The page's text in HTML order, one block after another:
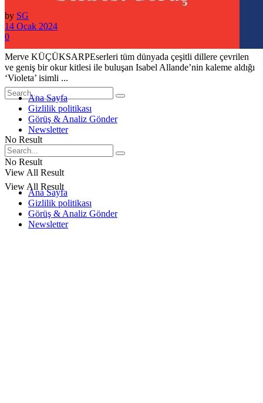
No Result
View All Result
by SG
14 Ocak 2024
0
Merve KÜÇÜKSARPEserleri tüm dünyada çeşitli dillere çevrilen
ve geniş bir okur kitlesi ile buluşan Isabel Allande’nin kaleme aldığı
‘Violeta’ isimli ...
Ana Sayfa
Gizlilik politikası
Görüş & Analiz Gönder
Newsletter
No Result
View All Result
Ana Sayfa
Gizlilik politikası
Görüş & Analiz Gönder
Newsletter